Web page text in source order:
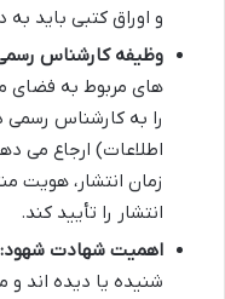
و اوراق کتبی باید به
وظیفه کارشناس
های مربوط به فضای
را به کارشناس رسمی
اطلاعات) ارجاع می
زمان انتشار، هویت
انتشار را تأیید کند.
اهمیت شهادت شهود:
شنیده یا دیده اند و